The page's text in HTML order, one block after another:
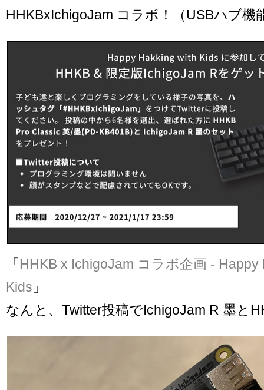
HHKBxIchigoJam コラボ！（USBハブ機
「HHKB x IchigoJam コラボ企画 - Happy
Kids 」
なんと、Twitter投稿でIchigoJam R 墨と